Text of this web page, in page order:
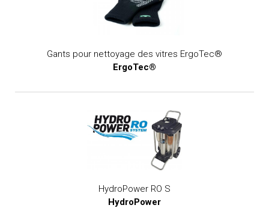
Gants pour nettoyage des vitres ErgoTec®
ErgoTec®
HydroPower RO S
HydroPower